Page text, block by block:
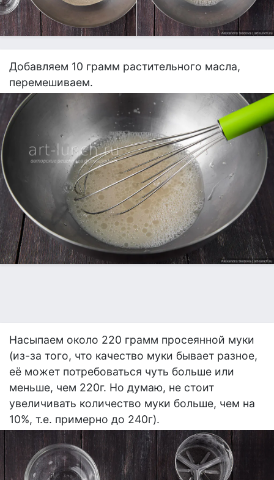
Добавляем 10 грамм растительного масла,
перемешиваем.
Насыпаем около 220 грамм просеянной муки
(из-за того, что качество муки бывает разное,
её может потребоваться чуть больше или
меньше, чем 220г. Но думаю, не стоит
увеличивать количество муки больше, чем на
10%, т.е. примерно до 240г).